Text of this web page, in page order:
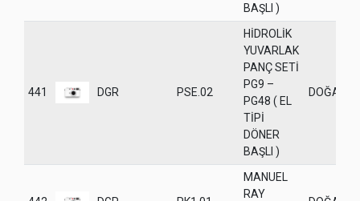
BAŞLI )
441 DGR PSE.02
HİDROLİK
YUVARLAK
PANÇ SETİ
PG9 –
PG48 ( EL
TİPİ
DÖNER
BAŞLI )
DOĞANER
MANUEL
RAY